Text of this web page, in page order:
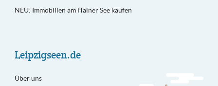
NEU: Immobilien am Hainer See kaufen
Leipzigseen.de
Über uns